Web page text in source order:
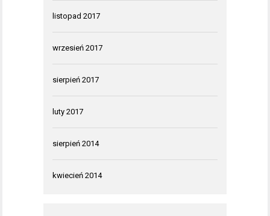
listopad 2017
wrzesień 2017
sierpień 2017
luty 2017
sierpień 2014
kwiecień 2014